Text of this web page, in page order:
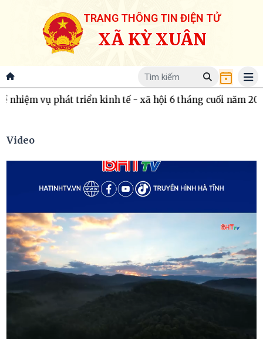
TRANG THÔNG TIN ĐIỆN TỬ
XÃ KỲ XUÂN
triển kinh tế - xã hội 6 tháng cuối năm 2026 HĐND xã
Video